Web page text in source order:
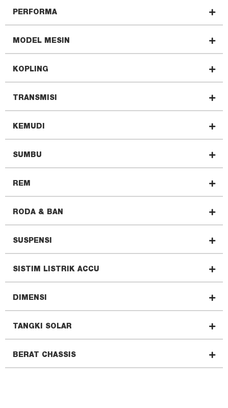
PERFORMA
MODEL MESIN
KOPLING
TRANSMISI
KEMUDI
SUMBU
REM
RODA & BAN
SUSPENSI
SISTIM LISTRIK ACCU
DIMENSI
TANGKI SOLAR
BERAT CHASSIS